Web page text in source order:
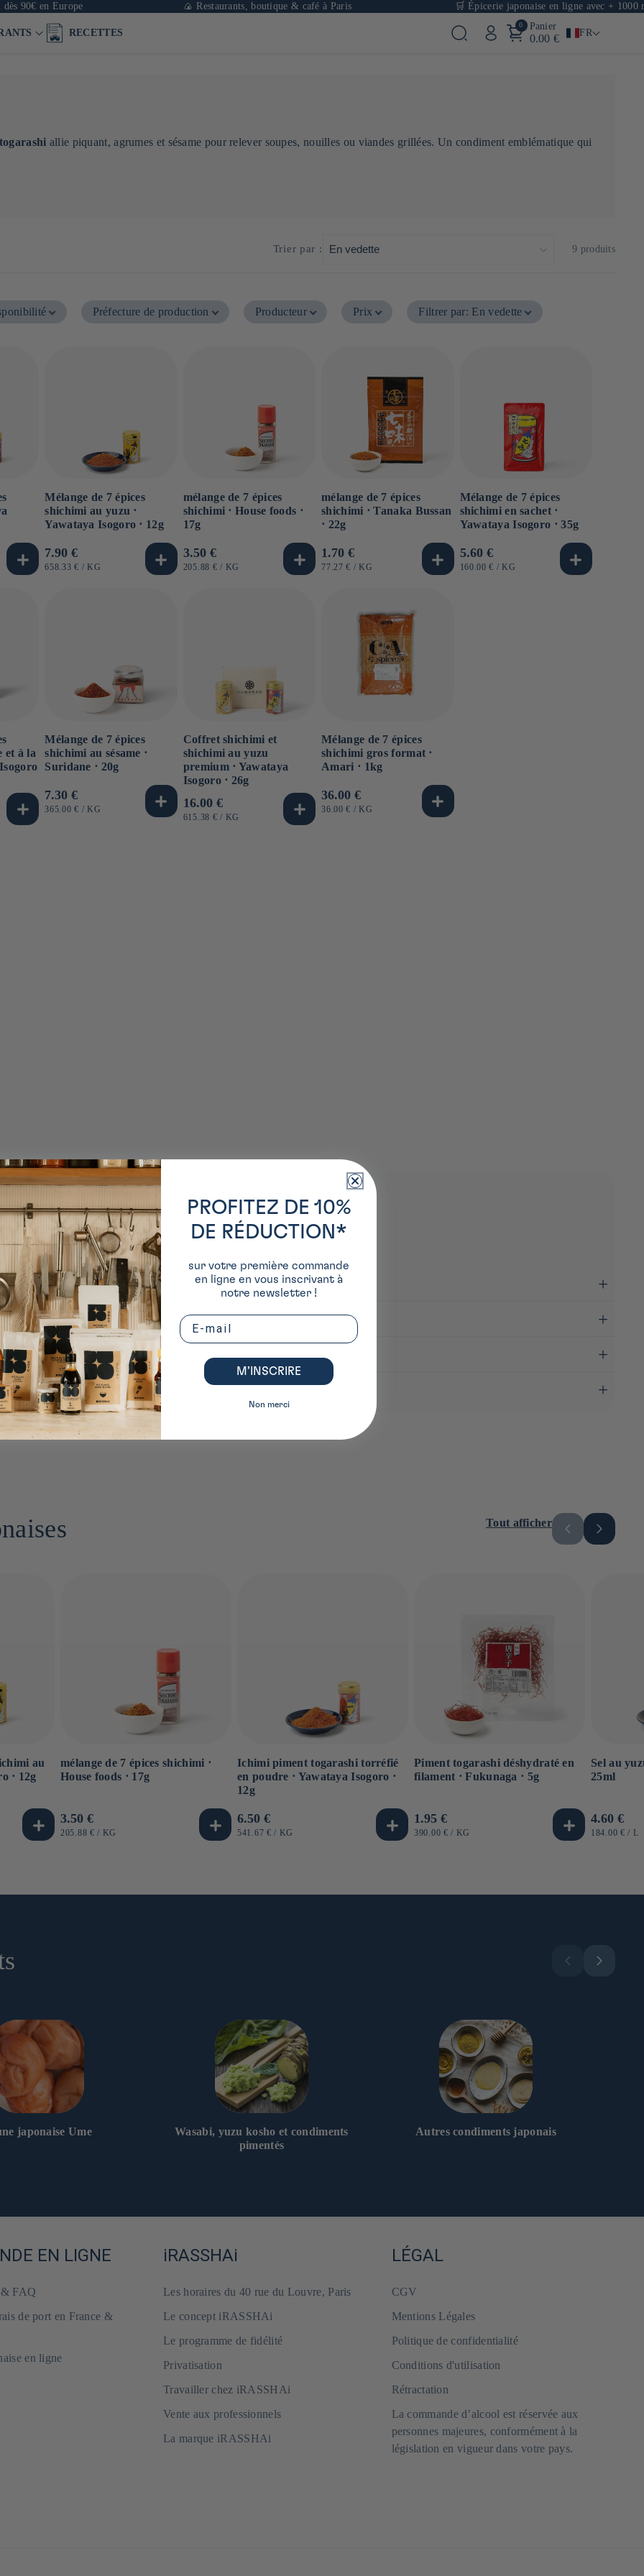
en Europe 🍙 Restaurants, boutique & café à Paris 🛒 Épicerie japonaise en ligne avec + 1000
RECETTES
0 Panier
0.00 € FR
allie piquant, agrumes et sésame pour relever soupes, nouilles ou viandes grillées. Un condiment emblématique qui
Trier par : 9 produits
Préfecture de production Producteur Prix Filtrer par: En vedette
Mélange de 7 épices
shichimi au yuzu ⋅
Yawataya Isogoro ⋅ 12g
Prix
habituel
7.90 €
PRIX
658.33 € / PAR
KG
mélange de 7 épices
shichimi ⋅ House foods ⋅
17g
Prix
habituel
3.50 €
PRIX
205.88 € / PAR
KG
mélange de 7 épices
shichimi ⋅ Tanaka Bussan
⋅ 22g
Prix
habituel
1.70 €
PRIX
77.27 € / PAR
KG
Mélange de 7 épices
shichimi en sachet ⋅
Yawataya Isogoro ⋅ 35g
Prix
habituel
5.60 €
PRIX
160.00 € / PAR
KG
et à la
Mélange de 7 épices
shichimi au sésame ⋅
Suridane ⋅ 20g
Prix
habituel
7.30 €
PRIX
365.00 € / PAR
KG
Coffret shichimi et
shichimi au yuzu
premium ⋅ Yawataya
Isogoro ⋅ 26g
Prix
habituel
16.00 €
PRIX
615.38 € / PAR
KG
Mélange de 7 épices
shichimi gros format ⋅
Amari ⋅ 1kg
Prix
habituel
36.00 €
PRIX
36.00 € / PAR
KG
», est un assaisonnement traditionnel composé de
ou de pavot, et de gingembre ou shiso séché. Ce mélange d’épices typiquement japonais offre un équilibre parfait entre chaleur, fraîcheur
de servir. Il sublime aussi bien les plats japonais (ramen, yakitori, tempura) que des aliments : œufs, avocats, viandes grillées ou
Selon les mélanges, il peut être plus ou moins relevé. Chez iRASSHAi, nous proposons des Shichimi doux, équilibrés ou forts, afin que
naturel composé uniquement d’épices, de graines et d’écorces séchées.
Tout afficher
au
⋅ 12g
mélange de 7 épices shichimi ⋅
House foods ⋅ 17g
Prix
habituel
3.50 €
PRIX
205.88 € / PAR
KG
Ichimi piment togarashi torréfié
en poudre ⋅ Yawataya Isogoro ⋅
12g
Prix
habituel
6.50 €
PRIX
541.67 € / PAR
KG
Piment togarashi déshydraté en
filament ⋅ Fukunaga ⋅ 5g
Prix
habituel
1.95 €
PRIX
390.00 € / PAR
KG
Sel au
25ml
Prix
habituel
4.60 €
PRIX
184.00 € / L
japonaise Ume
Wasabi, yuzu kosho et condiments
pimentés
Autres condiments japonais
EN LIGNE
& FAQ
de port en France &
en ligne
iRASSHAi
Les horaires du 40 rue du Louvre, Paris
Le concept iRASSHAi
Le programme de fidélité
Privatisation
Travailler chez iRASSHAi
Vente aux professionnels
La marque iRASSHAi
LÉGAL
CGV
Mentions Légales
Politique de confidentialité
Conditions d'utilisation
Rétractation
La commande d’alcool est réservée aux
personnes majeures, conformément à la
législation en vigueur dans votre pays.
PROFITEZ DE 10%
DE RÉDUCTION*
sur votre première commande
en ligne en vous inscrivant à
notre newsletter !
Email
M’INSCRIRE
Non merci